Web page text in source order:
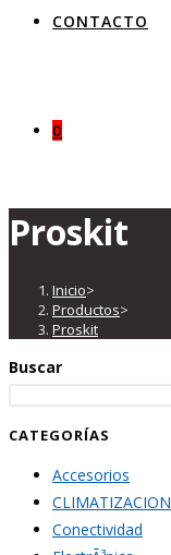
CONTACTO
0
Proskit
Inicio>
Productos>
Proskit
Buscar
CATEGORÍAS
Accesorios
CLIMATIZACION
Conectividad